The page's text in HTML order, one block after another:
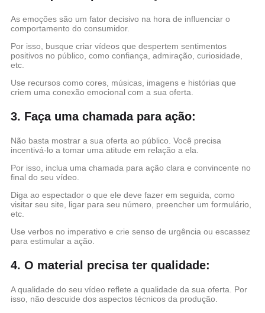
As emoções são um fator decisivo na hora de influenciar o
comportamento do consumidor.
Por isso, busque criar vídeos que despertem sentimentos
positivos no público, como confiança, admiração, curiosidade,
etc.
Use recursos como cores, músicas, imagens e histórias que
criem uma conexão emocional com a sua oferta.
3. Faça uma chamada para ação:
Não basta mostrar a sua oferta ao público. Você precisa
incentivá-lo a tomar uma atitude em relação a ela.
Por isso, inclua uma chamada para ação clara e convincente no
final do seu vídeo.
Diga ao espectador o que ele deve fazer em seguida, como
visitar seu site, ligar para seu número, preencher um formulário,
etc.
Use verbos no imperativo e crie senso de urgência ou escassez
para estimular a ação.
4. O material precisa ter qualidade:
A qualidade do seu vídeo reflete a qualidade da sua oferta. Por
isso, não descuide dos aspectos técnicos da produção.